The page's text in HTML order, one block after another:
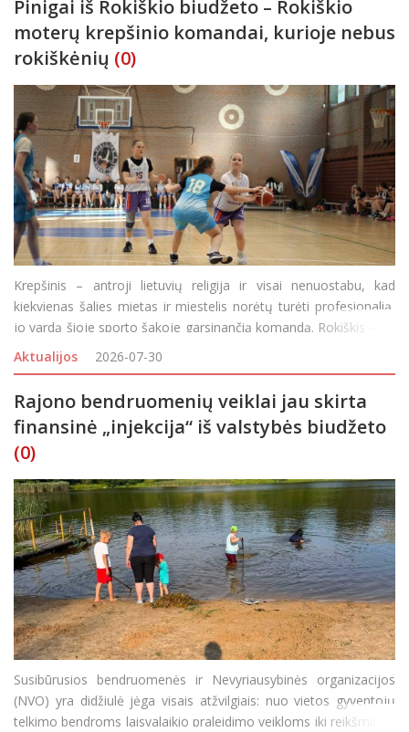
Pinigai iš Rokiškio biudžeto – Rokiškio
moterų krepšinio komandai, kurioje nebus
rokiškėnių (0)
Krepšinis – antroji lietuvių religija ir visai nenuostabu, kad
kiekvienas šalies mietas ir miestelis norėtų turėti profesionalią,
jo vardą šioje sporto šakoje garsinančią komandą. Rokiškis – ne
išimtis, garsiai pradėjęs svajoti apie profesionalią
Aktualijos 2026-07-30
Rajono bendruomenių veiklai jau skirta
finansinė „injekcija“ iš valstybės biudžeto
(0)
Susibūrusios bendruomenės ir Nevyriausybinės organizacijos
(NVO) yra didžiulė jėga visais atžvilgiais: nuo vietos gyventojų
telkimo bendroms laisvalaikio praleidimo veikloms iki reikšmingų